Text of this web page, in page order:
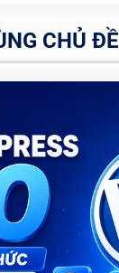
CHỦ ĐỀ